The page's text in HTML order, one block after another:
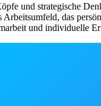
und strategische
Arbeitsumfeld, das
und individuelle